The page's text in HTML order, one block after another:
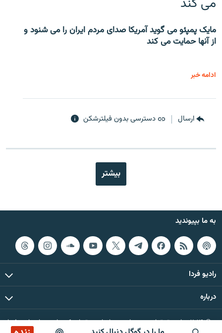
می کند
مایک پمپئو می گوید آمریکا صدای مردم ایران را می شنود و
از آنها حمایت می کند
ادامه خبر
ارسال دسترسی بدون فیلترشکن
بیشتر
به ما بپیوندید
رادیو فردا
درباره
© ۲۰۲۶ تمام حقوق این وب‌سایت، بر اساس مقررات کپی‌رایت، برای رادیو فردا